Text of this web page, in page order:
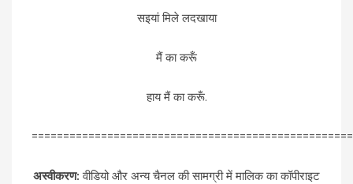
सइयां मिले लदखाया
मैं का करूँ
हाय मैं का करूँ.
अस्वीकरण: वीडियो और अन्य चैनल की सामग्री में मालिक का कॉपीराइट